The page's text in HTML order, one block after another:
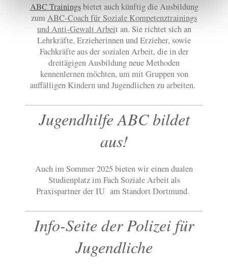
ABC Trainingsbietet auch künftig die Ausbildung
zumABC-Coach für Soziale Kompetenztrainings
und Anti-Gewalt Arbeit an. Sie richtet sich an
Lehrkräfte, Erzieherinnen und Erzieher, sowie
Fachkräfte aus der sozialen Arbeit, die in der
dreitägigen Ausbildung neue Methoden
kennenlernen möchten, um mit Gruppen von
auffälligen Kindern und Jugendlichen zu arbeiten.
Jugendhilfe ABC bildet
aus!
Auch im Sommer 2025 bieten wir einen dualen
Studienplatz im Fach Soziale Arbeit als
Praxispartner der IU am Standort Dortmund.
Info-Seite der Polizei für
Jugendliche